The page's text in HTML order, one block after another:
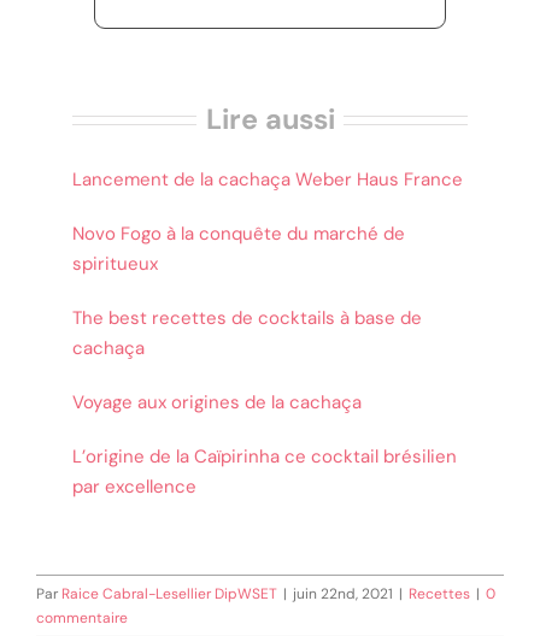
Lire aussi
Lancement de la cachaça Weber Haus France
Novo Fogo à la conquête du marché de
spiritueux
The best recettes de cocktails à base de
cachaça
Voyage aux origines de la cachaça
L’origine de la Caïpirinha ce cocktail brésilien
par excellence
Par Raice Cabral-Lesellier DipWSET | juin 22nd, 2021 | Recettes | 0
commentaire